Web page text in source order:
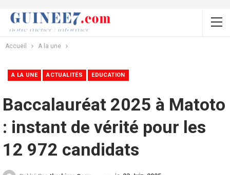
Accueil A la une
A LA UNE ACTUALITÉS EDUCATION
Baccalauréat 2025 à Matoto
: instant de vérité pour les
12 972 candidats